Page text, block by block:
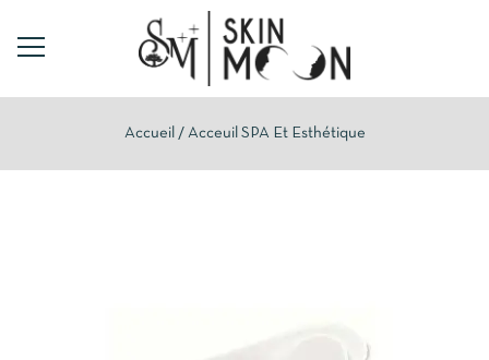
Accueil Acceuil SPA Et Esthétique